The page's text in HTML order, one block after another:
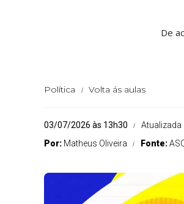
De
Política Volta ás aulas
03/07/2026 às 13h30
Por: Matheus Oliveira Fonte: